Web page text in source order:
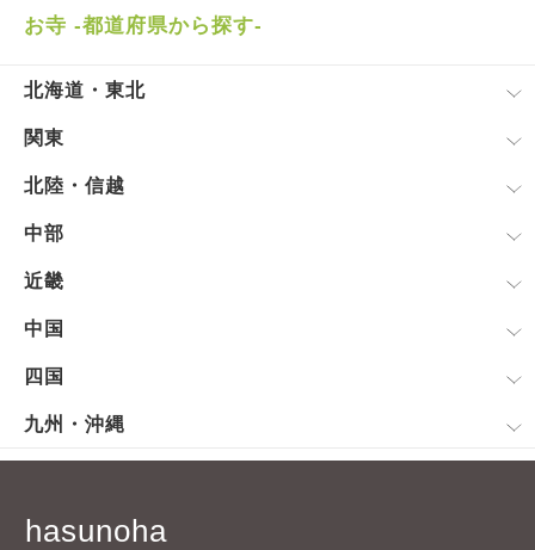
お寺 -都道府県から探す-
北海道・東北
関東
北陸・信越
中部
近畿
中国
四国
九州・沖縄
hasunoha